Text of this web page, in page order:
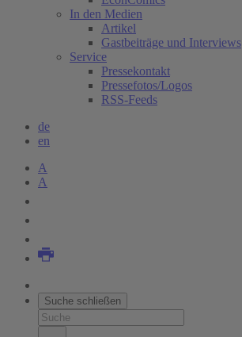
In den Medien
Artikel
Gastbeiträge und Interviews
Service
Pressekontakt
Pressefotos/Logos
RSS-Feeds
de
en
A
A
Suche schließen